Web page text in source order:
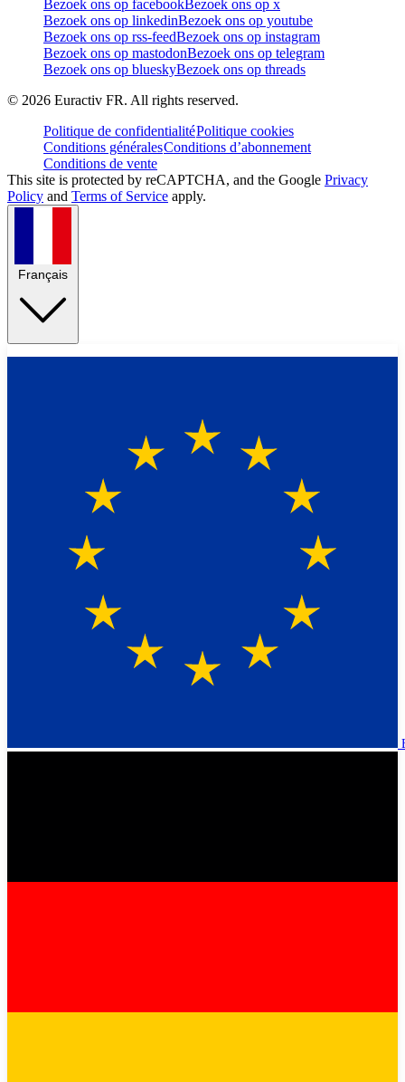
Bezoek ons op facebookBezoek ons op x
Bezoek ons op linkedinBezoek ons op youtube
Bezoek ons op rss-feedBezoek ons op instagram
Bezoek ons op mastodonBezoek ons op telegram
Bezoek ons op blueskyBezoek ons op threads
© 2026 Euractiv FR. All rights reserved.
Politique de confidentialitéPolitique cookies
Conditions généralesConditions d’abonnement
Conditions de vente
This site is protected by reCAPTCHA, and the Google Privacy
Policy and Terms of Service apply.
Français